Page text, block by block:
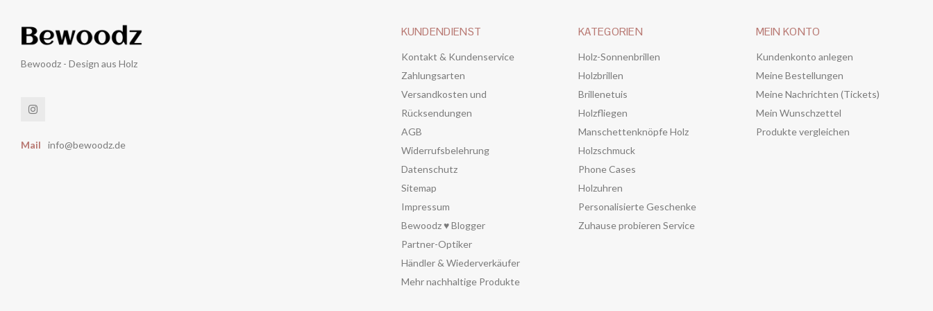
Bewoodz - Design aus Holz
Mail info@bewoodz.de
KUNDENDIENST
Kontakt & Kundenservice
Zahlungsarten
Versandkosten und
Rücksendungen
AGB
Widerrufsbelehrung
Datenschutz
Sitemap
Impressum
Bewoodz ♥ Blogger
Partner-Optiker
Händler & Wiederverkäufer
Mehr nachhaltige Produkte
KATEGORIEN
Holz-Sonnenbrillen
Holzbrillen
Brillenetuis
Holzfliegen
Manschettenknöpfe Holz
Holzschmuck
Phone Cases
Holzuhren
Personalisierte Geschenke
Zuhause probieren Service
MEIN KONTO
Kundenkonto anlegen
Meine Bestellungen
Meine Nachrichten (Tickets)
Mein Wunschzettel
Produkte vergleichen